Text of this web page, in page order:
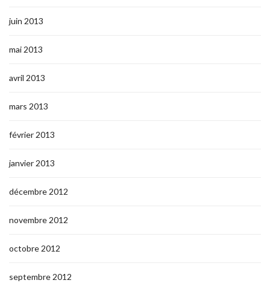
juin 2013
mai 2013
avril 2013
mars 2013
février 2013
janvier 2013
décembre 2012
novembre 2012
octobre 2012
septembre 2012